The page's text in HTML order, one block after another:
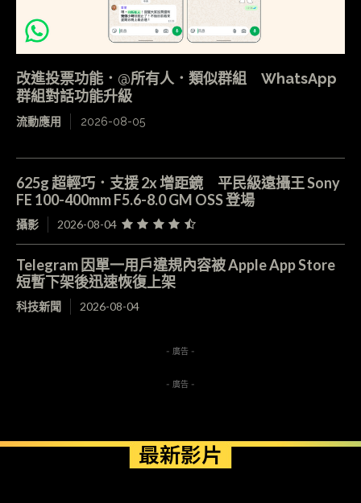
改進投票功能．@所有人．類似群組 WhatsApp
群組對話功能升級
流動應用 2026-08-05
625g 超輕巧．支援 2x 增距鏡 平民級遠攝王 Sony
FE 100-400mm F5.6-8.0 GM OSS 登場
攝影 2026-08-04
Telegram 因單一用戶違規內容被 Apple App Store
短暫下架後迅速恢復上架
科技新聞 2026-08-04
- 廣告 -
- 廣告 -
最新影片